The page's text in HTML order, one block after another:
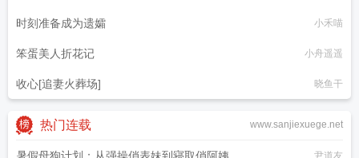
时刻准备成为遗孀 小禾喵
笨蛋美人折花记 小舟遥遥
收心[追妻火葬场] 晓鱼干
www.sanjiexuege.net
热门连载
尹道友